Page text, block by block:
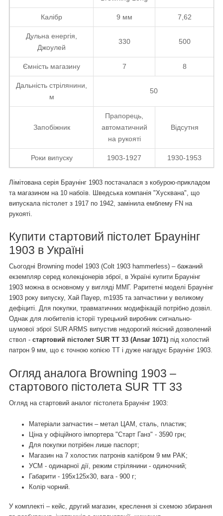
Калібр 9 мм 7,62
Дульна енергія,
Джоулей
330 500
Ємність магазину 7 8
Дальність стрілянини,
м
50
Запобіжник
Прапорець,
автоматичний
на рукояті
Відсутня
Роки випуску 1903-1927 1930-1953
Лімітована серія Браунінг 1903 постачалася з кобурою-прикладом
та магазином на 10 набоїв. Шведська компанія "Хусквана", що
випускала пістолет з 1917 по 1942, замінила емблему FN на
рукояті.
Купити стартовий пістолет Браунінг
1903 в Україні
Сьогодні Browning model 1903 (Colt 1903 hammerless) – бажаний
екземпляр серед колекціонерів зброї, в Україні купити Браунінг
1903 можна в основному у вигляді ММГ. Раритетні моделі Браунінг
1903 року випуску, Хай Пауер, m1935 та запчастини у великому
дефіциті. Для покупки, травматичних модифікацій потрібно дозвіл.
Однак для любителів історії турецький виробник сигнально-
шумової зброї SUR ARMS випустив недорогий якісний дозволений
ствол - стартовий пістолет SUR TT 33 (Ansar 1071) під холостий
патрон 9 мм, що є точною копією ТТ і дуже нагадує Браунінг 1903.
Огляд аналога Browning 1903 –
стартового пістолета SUR TT 33
Огляд на стартовий аналог пістолета Браунінг 1903:
Матеріали запчастин – метал ЦАМ, сталь, пластик;
Ціна у офіційного імпортера "Старт Ганз" - 3590 грн;
Для покупки потрібен лише паспорт;
Магазин на 7 холостих патронів калібром 9 мм PAK;
УСМ - одинарної дії, режим стрілянини - одиночний;
Габарити - 195х125х30, вага - 900 г;
Колір чорний.
У комплекті – кейс, другий магазин, креслення зі схемою збирання